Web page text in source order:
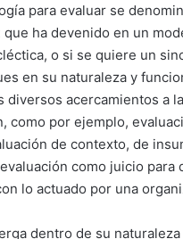
para evaluar se
que ha devenido en un
o si se quiere un
en su naturaleza y
diversos acercamientos a
como por ejemplo,
de contexto, de
como juicio para
lo actuado por una
dentro de su